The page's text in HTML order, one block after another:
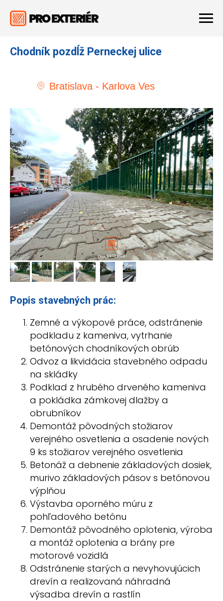
Chodník pozdĺž Perneckej ulice
Bratislava - Karlova Ves
Popis stavebných prác:
Zemné a výkopové práce, odstránenie
podkladu z kameniva, vytrhanie
betónových chodníkových obrúb
Odvoz a likvidácia stavebného odpadu
na skládky
Podklad z hrubého drveného kameniva
a pokládka zámkovej dlažby a
obrubníkov
Demontáž pôvodných stožiarov
verejného osvetlenia a osadenie nových
9 ks stožiarov verejného osvetlenia
Betonáž a debnenie základových dosiek,
murivo základových pásov s betónovou
výplňou
Výstavba oporného múru z
pohľadového betónu
Demontáž pôvodného oplotenia, výroba
a montáž oplotenia a brány pre
motorové vozidlá
Odstránenie starých a nevyhovujúcich
drevín a realizovaná náhradná
výsadba drevín a rastlín